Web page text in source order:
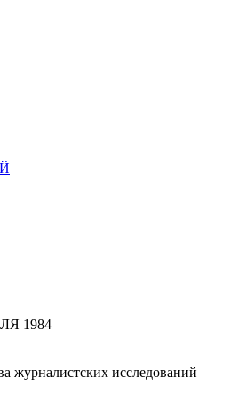
1984
журналистских исследований